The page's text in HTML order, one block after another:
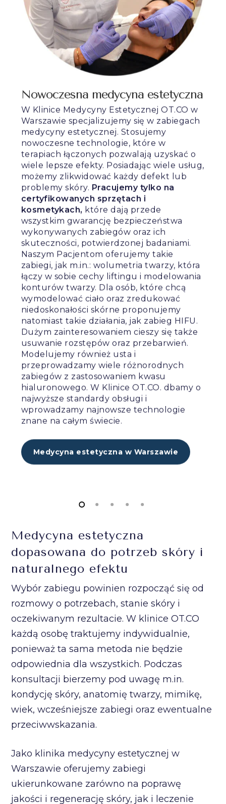
Nowoczesna medycyna estetyczna
W Klinice Medycyny Estetycznej OT.CO w
Warszawie specjalizujemy się w zabiegach
medycyny estetycznej. Stosujemy
nowoczesne technologie, które w
terapiach łączonych pozwalają uzyskać o
wiele lepsze efekty. Posiadając wiele usług,
możemy zlikwidować każdy defekt lub
problemy skóry. Pracujemy tylko na
certyfikowanych sprzętach i
kosmetykach, które dają przede
wszystkim gwarancję bezpieczeństwa
wykonywanych zabiegów oraz ich
skuteczności, potwierdzonej badaniami.
Naszym Pacjentom oferujemy takie
zabiegi, jak m.in.: wolumetria twarzy, która
łączy w sobie cechy liftingu i modelowania
konturów twarzy. Dla osób, które chcą
wymodelować ciało oraz zredukować
niedoskonałości skórne proponujemy
natomiast takie działania, jak zabieg HIFU.
Dużym zainteresowaniem cieszy się także
usuwanie rozstępów oraz przebarwień.
Modelujemy również usta i
przeprowadzamy wiele różnorodnych
zabiegów z zastosowaniem kwasu
hialuronowego. W Klinice OT.CO. dbamy o
najwyższe standardy obsługi i
wprowadzamy najnowsze technologie
znane na całym świecie.
Medycyna estetyczna w Warszawie
Medycyna estetyczna
dopasowana do potrzeb skóry i
naturalnego efektu
Wybór zabiegu powinien rozpocząć się od
rozmowy o potrzebach, stanie skóry i
oczekiwanym rezultacie. W klinice OT.CO
każdą osobę traktujemy indywidualnie,
ponieważ ta sama metoda nie będzie
odpowiednia dla wszystkich. Podczas
konsultacji bierzemy pod uwagę m.in.
kondycję skóry, anatomię twarzy, mimikę,
wiek, wcześniejsze zabiegi oraz ewentualne
przeciwwskazania.
Jako klinika medycyny estetycznej w
Warszawie oferujemy zabiegi
ukierunkowane zarówno na poprawę
jakości i regenerację skóry, jak i leczenie